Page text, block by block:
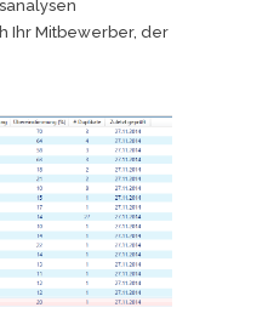
Ihr Mitbewerber, der